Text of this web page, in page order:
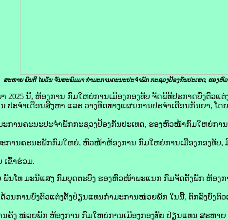
ສະຫາຍ ພົນຕີ ໄພວັນ ຈັນທະພົມມາ ກຳມະການຄະນະປະຈຳພັກ ກະຊວງປ້ອງກັນປະເທດ, ຮອງຫົ
າ 2025 ນີ້, ຫ້ອງການ ກົມໃຫຍ່ການເມືອງກອງທັບ ຈັດພິທີປະກາດບົ່ງຕົວ
ປະຈໍາເດືອນສິງຫາ ແລະ ວາງທິດທາງແຜນການປະຈຳເດືອນກັນຍາ, ໂ
ະການຄະນະປະຈຳພັກກະຊວງປ້ອງກັນປະເທດ, ຮອງຫົວໜ້າກົມໃຫຍ່ກາ
ະການຄະນະພັກກົມໃຫຍ່, ຫົວໜ້າຫ້ອງການ ກົມໃຫຍ່ການເມືອງກອງທັ
ເຂົ້າຮ່ວມ.
ນໂທ ມະນີແສງ ກົມບຸດຕະບົງ ຮອງຫົວໜ້າພະແນກ ກົມຈັດຕັ້ງພັກ ຫ້ອງກ
ວນການບົ່ງຕົວແຕ່ງຕັ້ງປ່ຽນແທນກຳມະການໜ່ວຍພັກ ໃນນີ້, ຕົກລົງບົ່ງຕົ
ນຄັງ ໜ່ວຍພັກ ຫ້ອງການ ກົມໃຫຍ່ການເມືອງກອງທັບ ປ່ຽນແທນ ສະຫາຍ